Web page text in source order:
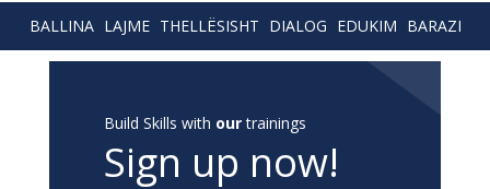
BALLINA LAJME THELLËSISHT DIALOG EDUKIM BARAZI
Build Skills with ourtrainings
Sign up now!